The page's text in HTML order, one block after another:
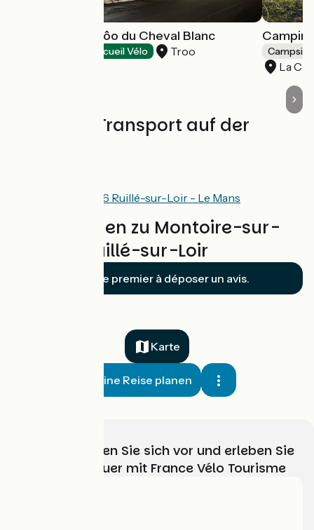
Hôtel le Petit Trôo du Cheval Blanc
Accueil Vélo Troo
La
Züge und Transport auf der
TIS network line 16 Ruillé-sur-Loir - Le Mans
Bewertungen zu Montoire-sur-
le-Loir / Ruillé-sur-Loir
Soyez le premier à déposer un avis.
Karte
Meine Reise planen
Wählen, bereiten Sie sich vor und erleben Sie
Ihr Radabenteuer mit France Vélo Tourisme